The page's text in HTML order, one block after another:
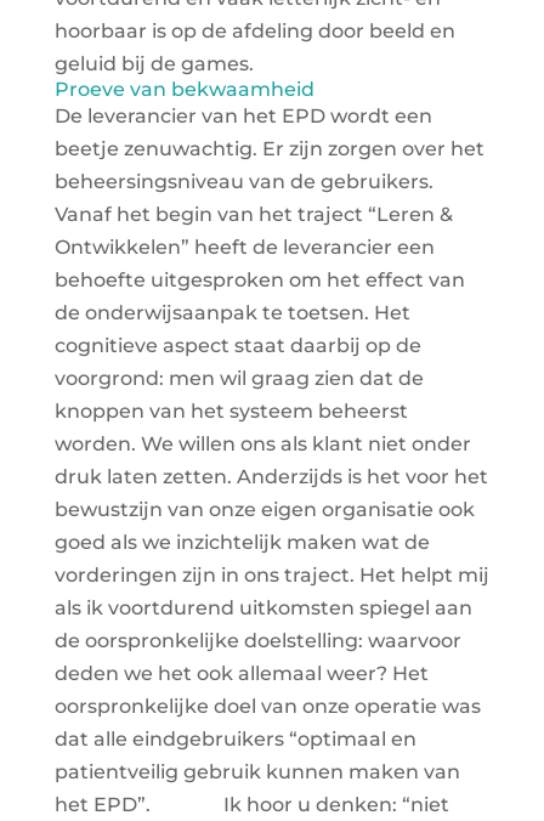
hoorbaar is op de afdeling door beeld en
geluid bij de games.
Proeve van bekwaamheid
De leverancier van het EPD wordt een
beetje zenuwachtig. Er zijn zorgen over het
beheersingsniveau van de gebruikers.
Vanaf het begin van het traject “Leren &
Ontwikkelen” heeft de leverancier een
behoefte uitgesproken om het effect van
de onderwijsaanpak te toetsen. Het
cognitieve aspect staat daarbij op de
voorgrond: men wil graag zien dat de
knoppen van het systeem beheerst
worden. We willen ons als klant niet onder
druk laten zetten. Anderzijds is het voor het
bewustzijn van onze eigen organisatie ook
goed als we inzichtelijk maken wat de
vorderingen zijn in ons traject. Het helpt mij
als ik voortdurend uitkomsten spiegel aan
de oorspronkelijke doelstelling: waarvoor
deden we het ook allemaal weer? Het
oorspronkelijke doel van onze operatie was
dat alle eindgebruikers “optimaal en
patientveilig gebruik kunnen maken van
het EPD”.
Ik hoor u denken: “niet